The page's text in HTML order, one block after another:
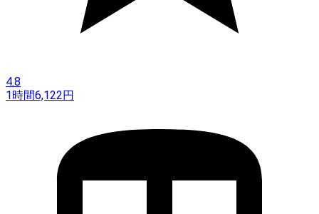
4.8
1時間6,122円